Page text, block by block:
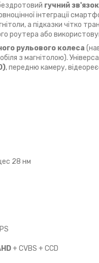
гучний
інтеграції
а підказки чітко
роутера або
рульового колеса
з магнітолою).
, передню камеру,
28 нм
+ CVBS + CCD